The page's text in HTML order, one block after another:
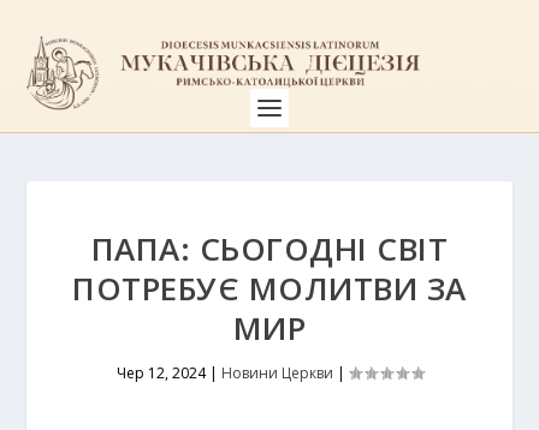
ПАПА: СЬОГОДНІ СВІТ
ПОТРЕБУЄ МОЛИТВИ ЗА
МИР
Чер 12, 2024| Новини Церкви |